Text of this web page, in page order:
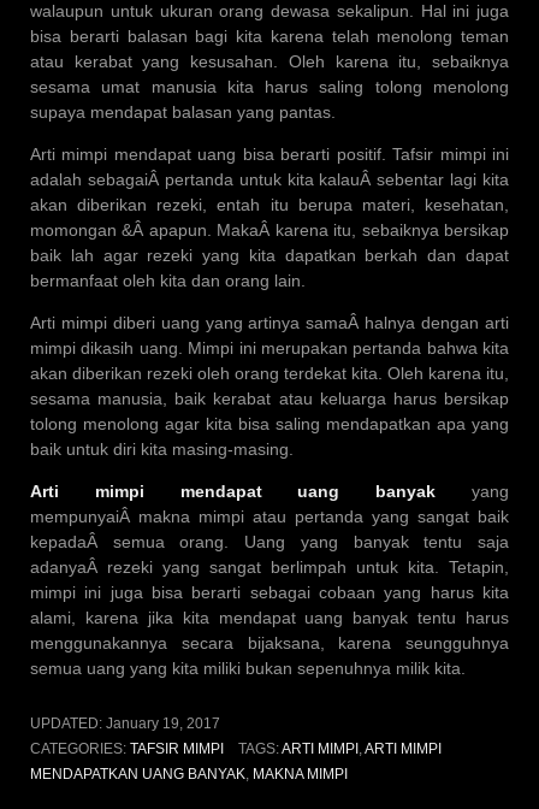
walaupun untuk ukuran orang dewasa sekalipun. Hal ini juga
bisa berarti balasan bagi kita karena telah menolong teman
atau kerabat yang kesusahan. Oleh karena itu, sebaiknya
sesama umat manusia kita harus saling tolong menolong
supaya mendapat balasan yang pantas.
Arti mimpi mendapat uang bisa berarti positif. Tafsir mimpi ini
adalah sebagaiÂ pertanda untuk kita kalauÂ sebentar lagi kita
akan diberikan rezeki, entah itu berupa materi, kesehatan,
momongan &Â apapun. MakaÂ karena itu, sebaiknya bersikap
baik lah agar rezeki yang kita dapatkan berkah dan dapat
bermanfaat oleh kita dan orang lain.
Arti mimpi diberi uang yang artinya samaÂ halnya dengan arti
mimpi dikasih uang. Mimpi ini merupakan pertanda bahwa kita
akan diberikan rezeki oleh orang terdekat kita. Oleh karena itu,
sesama manusia, baik kerabat atau keluarga harus bersikap
tolong menolong agar kita bisa saling mendapatkan apa yang
baik untuk diri kita masing-masing.
Arti mimpi mendapat uang banyak yang
mempunyaiÂ makna mimpi atau pertanda yang sangat baik
kepadaÂ semua orang. Uang yang banyak tentu saja
adanyaÂ rezeki yang sangat berlimpah untuk kita. Tetapin,
mimpi ini juga bisa berarti sebagai cobaan yang harus kita
alami, karena jika kita mendapat uang banyak tentu harus
menggunakannya secara bijaksana, karena seungguhnya
semua uang yang kita miliki bukan sepenuhnya milik kita.
UPDATED: January 19, 2017
CATEGORIES: TAFSIR MIMPI TAGS:ARTI MIMPI ,ARTI MIMPI
MENDAPATKAN UANG BANYAK, MAKNA MIMPI